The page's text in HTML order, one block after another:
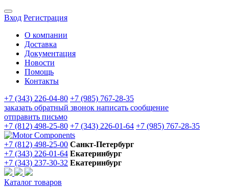
Вход Регистрация
О компании
Доставка
Документация
Новости
Помощь
Контакты
+7 (343) 226-04-80 +7 (985) 767-28-35
заказать обратный звонок написать сообщение
отправить письмо
+7 (812) 498-25-80 +7 (343) 226-01-64 +7 (985) 767-28-35
+7 (812) 498-25-00 Санкт-Петербург
+7 (343) 226-01-64 Екатеринбург
+7 (343) 237-30-32 Екатеринбург
Каталог товаров